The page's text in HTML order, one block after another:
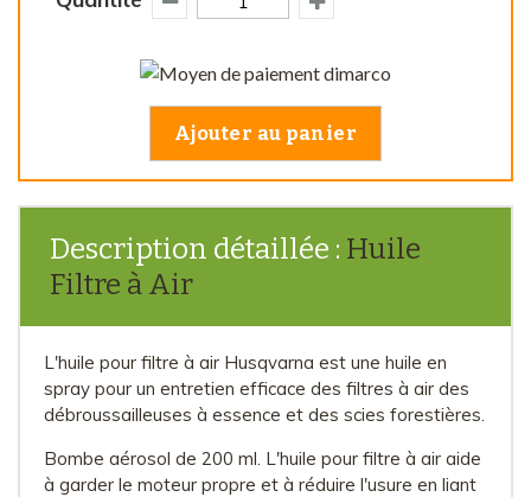
Ajouter au panier
Description détaillée : Huile
Filtre à Air
L'huile pour filtre à air Husqvarna est une huile en
spray pour un entretien efficace des filtres à air des
débroussailleuses à essence et des scies forestières.
Bombe aérosol de 200 ml. L'huile pour filtre à air aide
à garder le moteur propre et à réduire l'usure en liant